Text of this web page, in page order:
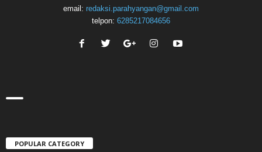
email: redaksi.parahyangan@gmail.com
telpon: 6285217084656
POPULAR CATEGORY